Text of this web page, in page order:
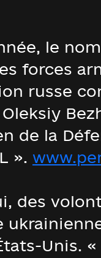
le
forces
russe
de la
».
des
Unis.